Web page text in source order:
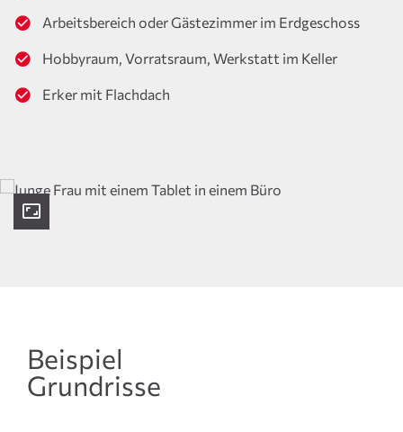
Arbeitsbereich oder Gästezimmer im Erdgeschoss
Hobbyraum, Vorratsraum, Werkstatt im Keller
Erker mit Flachdach
Beispiel
Grundrisse